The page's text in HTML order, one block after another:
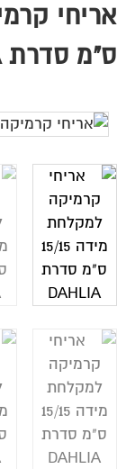
ס"מ סדרת DAHLIA